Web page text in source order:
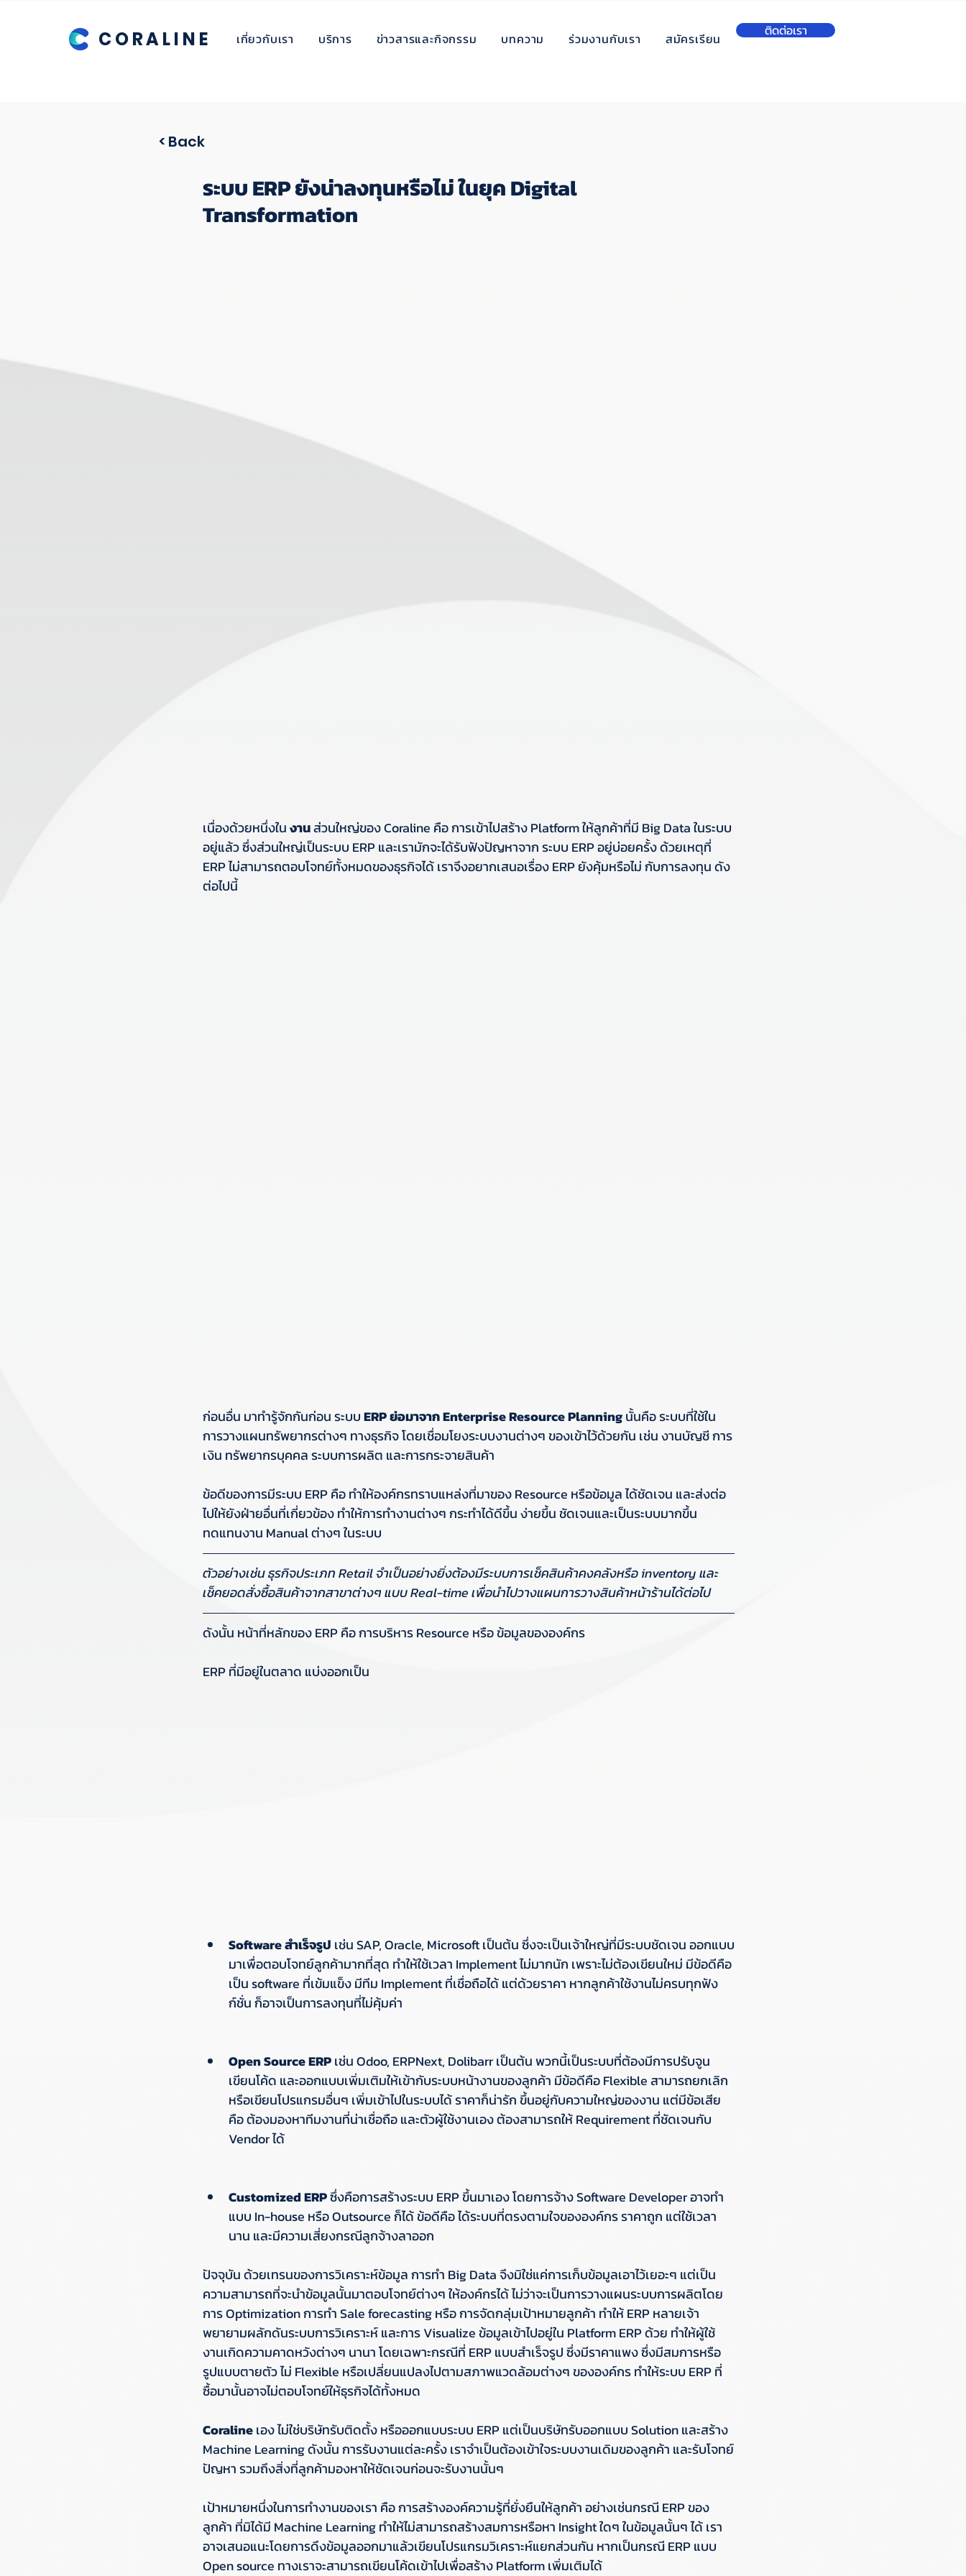
CORALINE เกี่ยวกับเรา บริการ ข่าวสารและกิจกรรม บทความ ร่วมงานกับเรา สมัครเรียน ติดต่อเรา
< Back
ระบบ ERP ยังน่าลงทุนหรือไม่ ในยุค Digital
Transformation
เนื่องด้วยหนึ่งใน งาน ส่วนใหญ่ของ Coraline คือ การเข้าไปสร้าง Platform ให้ลูกค้าที่มี Big Data ในระบบ
อยู่แล้ว ซึ่งส่วนใหญ่เป็นระบบ ERP และเรามักจะได้รับฟังปัญหาจาก ระบบ ERP อยู่บ่อยครั้ง ด้วยเหตุที่
ERP ไม่สามารถตอบโจทย์ทั้งหมดของธุรกิจได้ เราจึงอยากเสนอเรื่อง ERP ยังคุ้มหรือไม่ กับการลงทุน ดัง
ต่อไปนี้
ก่อนอื่น มาทำรู้จักกันก่อน ระบบ ERP ย่อมาจาก Enterprise Resource Planning นั้นคือ ระบบที่ใช้ใน
การวางแผนทรัพยากรต่างๆ ทางธุรกิจ โดยเชื่อมโยงระบบงานต่างๆ ของเข้าไว้ด้วยกัน เช่น งานบัญชี การ
เงิน ทรัพยากรบุคคล ระบบการผลิต และการกระจายสินค้า
ข้อดีของการมีระบบ ERP คือ ทำให้องค์กรทราบแหล่งที่มาของ Resource หรือข้อมูล ได้ชัดเจน และส่งต่อ
ไปให้ยังฝ่ายอื่นที่เกี่ยวข้อง ทำให้การทำงานต่างๆ กระทำได้ดีขึ้น ง่ายขึ้น ชัดเจนและเป็นระบบมากขึ้น
ทดแทนงาน Manual ต่างๆ ในระบบ
ตัวอย่างเช่น ธุรกิจประเภท Retail จำเป็นอย่างยิ่งต้องมีระบบการเช็คสินค้าคงคลังหรือ inventory และ
เช็คยอดสั่งซื้อสินค้าจากสาขาต่างๆ แบบ Real-time เพื่อนำไปวางแผนการวางสินค้าหน้าร้านได้ต่อไป
ดังนั้น หน้าที่หลักของ ERP คือ การบริหาร Resource หรือ ข้อมูลขององค์กร
ERP ที่มีอยู่ในตลาด แบ่งออกเป็น
Software สำเร็จรูป เช่น SAP, Oracle, Microsoft เป็นต้น ซึ่งจะเป็นเจ้าใหญ่ที่มีระบบชัดเจน ออกแบบ
มาเพื่อตอบโจทย์ลูกค้ามากที่สุด ทำให้ใช้เวลา Implement ไม่มากนัก เพราะไม่ต้องเขียนใหม่ มีข้อดีคือ
เป็น software ที่เข้มแข็ง มีทีม Implement ที่เชื่อถือได้ แต่ด้วยราคา หากลูกค้าใช้งานไม่ครบทุกฟัง
ก์ชั่น ก็อาจเป็นการลงทุนที่ไม่คุ้มค่า
Open Source ERP เช่น Odoo, ERPNext, Dolibarr เป็นต้น พวกนี้เป็นระบบที่ต้องมีการปรับจูน
เขียนโค้ด และออกแบบเพิ่มเติมให้เข้ากับระบบหน้างานของลูกค้า มีข้อดีคือ Flexible สามารถยกเลิก
หรือเขียนโปรแกรมอื่นๆ เพิ่มเข้าไปในระบบได้ ราคาก็น่ารัก ขึ้นอยู่กับความใหญ่ของงาน แต่มีข้อเสีย
คือ ต้องมองหาทีมงานที่น่าเชื่อถือ และตัวผู้ใช้งานเอง ต้องสามารถให้ Requirement ที่ชัดเจนกับ
Vendor ได้
Customized ERP ซึ่งคือการสร้างระบบ ERP ขึ้นมาเอง โดยการจ้าง Software Developer อาจทำ
แบบ In-house หรือ Outsource ก็ได้ ข้อดีคือ ได้ระบบที่ตรงตามใจขององค์กร ราคาถูก แต่ใช้เวลา
นาน และมีความเสี่ยงกรณีลูกจ้างลาออก
ปัจจุบัน ด้วยเทรนของการวิเคราะห์ข้อมูล การทำ Big Data จึงมิใช่แค่การเก็บข้อมูลเอาไว้เยอะๆ แต่เป็น
ความสามารถที่จะนำข้อมูลนั้นมาตอบโจทย์ต่างๆ ให้องค์กรได้ ไม่ว่าจะเป็นการวางแผนระบบการผลิตโดย
การ Optimization การทำ Sale forecasting หรือ การจัดกลุ่มเป้าหมายลูกค้า ทำให้ ERP หลายเจ้า
พยายามผลักดันระบบการวิเคราะห์ และการ Visualize ข้อมูลเข้าไปอยู่ใน Platform ERP ด้วย ทำให้ผู้ใช้
งานเกิดความคาดหวังต่างๆ นานา โดยเฉพาะกรณีที่ ERP แบบสำเร็จรูป ซึ่งมีราคาแพง ซึ่งมีสมการหรือ
รูปแบบตายตัว ไม่ Flexible หรือเปลี่ยนแปลงไปตามสภาพแวดล้อมต่างๆ ขององค์กร ทำให้ระบบ ERP ที่
ซื้อมานั้นอาจไม่ตอบโจทย์ให้ธุรกิจได้ทั้งหมด
Coraline เอง ไม่ใช่บริษัทรับติดตั้ง หรือออกแบบระบบ ERP แต่เป็นบริษัทรับออกแบบ Solution และสร้าง
Machine Learning ดังนั้น การรับงานแต่ละครั้ง เราจำเป็นต้องเข้าใจระบบงานเดิมของลูกค้า และรับโจทย์
ปัญหา รวมถึงสิ่งที่ลูกค้ามองหาให้ชัดเจนก่อนจะรับงานนั้นๆ
เป้าหมายหนึ่งในการทำงานของเรา คือ การสร้างองค์ความรู้ที่ยั่งยืนให้ลูกค้า อย่างเช่นกรณี ERP ของ
ลูกค้า ที่มิได้มี Machine Learning ทำให้ไม่สามารถสร้างสมการหรือหา Insight ใดๆ ในข้อมูลนั้นๆ ได้ เรา
อาจเสนอแนะโดยการดึงข้อมูลออกมาแล้วเขียนโปรแกรมวิเคราะห์แยกส่วนกัน หากเป็นกรณี ERP แบบ
Open source ทางเราจะสามารถเขียนโค้ดเข้าไปเพื่อสร้าง Platform เพิ่มเติมได้